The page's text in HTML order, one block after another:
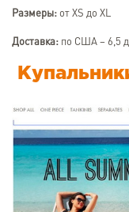
Размеры: от XS до XL
Доставка: по США – 6,5